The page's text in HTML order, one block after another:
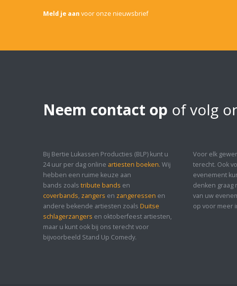
Meld je aan voor onze nieuwsbrief
Neem contact op of volg
Bij Bertie Lukassen Producties (BLP) kunt u
24 uur per dag online artiesten boeken. Wij
hebben een ruime keuze aan
bands zoals tribute bands en
coverbands, zangers en zangeressen en
andere bekende artiesten zoals Duitse
schlagerzangers en oktoberfeest artiesten,
maar u kunt ook bij ons terecht voor
bijvoorbeeld Stand Up Comedy.
Voor elk
terecht. Ook
evenement
denken graag
van uw
op voor meer